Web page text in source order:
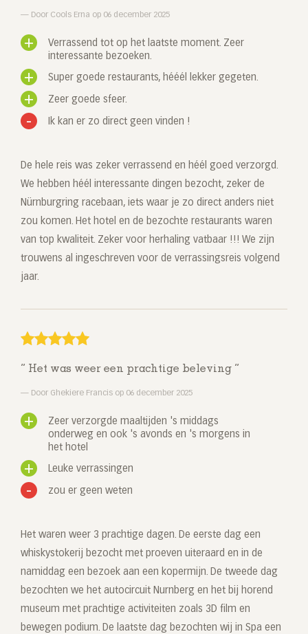
Door Cools Erna op 06 december 2025
Verrassend tot op het laatste moment. Zeer
interessante bezoeken.
Super goede restaurants, hééél lekker gegeten.
Zeer goede sfeer.
Ik kan er zo direct geen vinden !
De hele reis was zeker verrassend en héél goed verzorgd.
We hebben héél interessante dingen bezocht, zeker de
Nürnburgring racebaan, iets waar je zo direct anders niet
zou komen. Het hotel en de bezochte restaurants waren
van top kwaliteit. Zeker voor herhaling vatbaar !!! We zijn
trouwens al ingeschreven voor de verrassingsreis volgend
jaar.
Het was weer een prachtige beleving
Door Ghekiere Francis op 06 december 2025
Zeer verzorgde maaltijden 's middags
onderweg en ook 's avonds en 's morgens in
het hotel
Leuke verrassingen
zou er geen weten
Het waren weer 3 prachtige dagen. De eerste dag een
whiskystokerij bezocht met proeven uiteraard en in de
namiddag een bezoek aan een kopermijn. De tweede dag
bezochten we het autocircuit Nurnberg en het bij horend
museum met prachtige activiteiten zoals 3D film en
bewegen podium. De laatste dag bezochten wij in Spa een